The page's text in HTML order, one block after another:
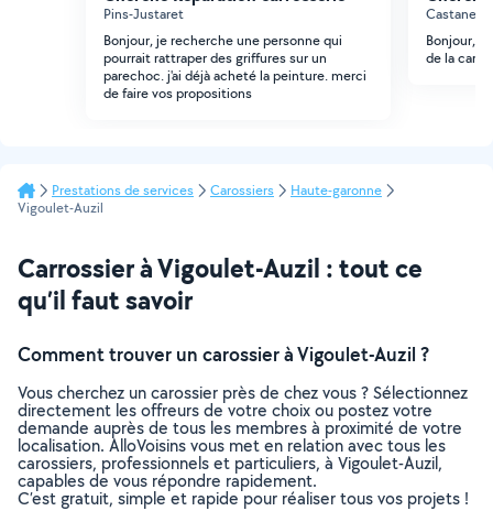
Pins-Justaret
Bonjour, je recherche une personne qui
pourrait rattraper des griffures sur un
parechoc. j'ai déjà acheté la peinture. merci
de faire vos propositions
Castanet-
Bonjour,
de la
Prestations de services Carossiers
Haute-garonne
Vigoulet-Auzil
Carrossier à Vigoulet-Auzil : tout ce
qu’il faut savoir
Comment trouver un carossier à Vigoulet-Auzil ?
Vous cherchez un carossier près de chez vous ? Sélectionnez
directement les offreurs de votre choix ou postez votre
demande auprès de tous les membres à proximité de votre
localisation. AlloVoisins vous met en relation avec tous les
carossiers, professionnels et particuliers, à Vigoulet-Auzil,
capables de vous répondre rapidement.
C’est gratuit, simple et rapide pour réaliser tous vos projets !